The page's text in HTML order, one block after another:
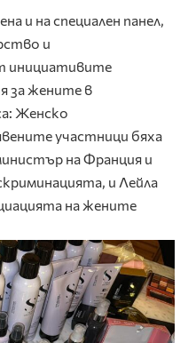
и на специален панел,
и
инициативите
за жените в
Женско
участници бяха
на Франция и
и Лейла
на жените